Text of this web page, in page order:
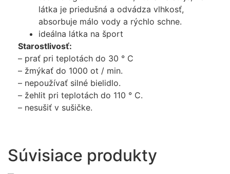
látka je priedušná a odvádza vlhkosť,
absorbuje málo vody a rýchlo schne.
ideálna látka na šport
Starostlivosť:
– prať pri teplotách do 30 ° C
– žmýkať do 1000 ot / min.
– nepoužívať silné bielidlo.
– žehlit pri teplotách do 110 ° C.
– nesušiť v sušičke.
Súvisiace produkty